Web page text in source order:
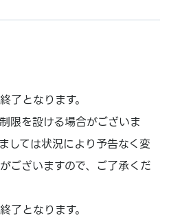
了となります。
限を設ける場合がございま
しては状況により予告なく変
ございますので、ご了承くだ
了となります。